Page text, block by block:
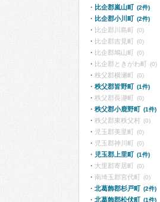
比企郡嵐山町 (2件)
比企郡小川町 (2件)
比企郡川島町 (0)
比企郡吉見町 (0)
比企郡鳩山町 (0)
比企郡ときがわ町 (0)
秩父郡横瀬町 (0)
秩父郡皆野町 (1件)
秩父郡長瀞町 (0)
秩父郡小鹿野町 (1件)
秩父郡東秩父村 (0)
児玉郡美里町 (0)
児玉郡神川町 (0)
児玉郡上里町 (1件)
大里郡寄居町 (0)
南埼玉郡宮代町 (0)
北葛飾郡杉戸町 (2件)
北葛飾郡松伏町 (1件)